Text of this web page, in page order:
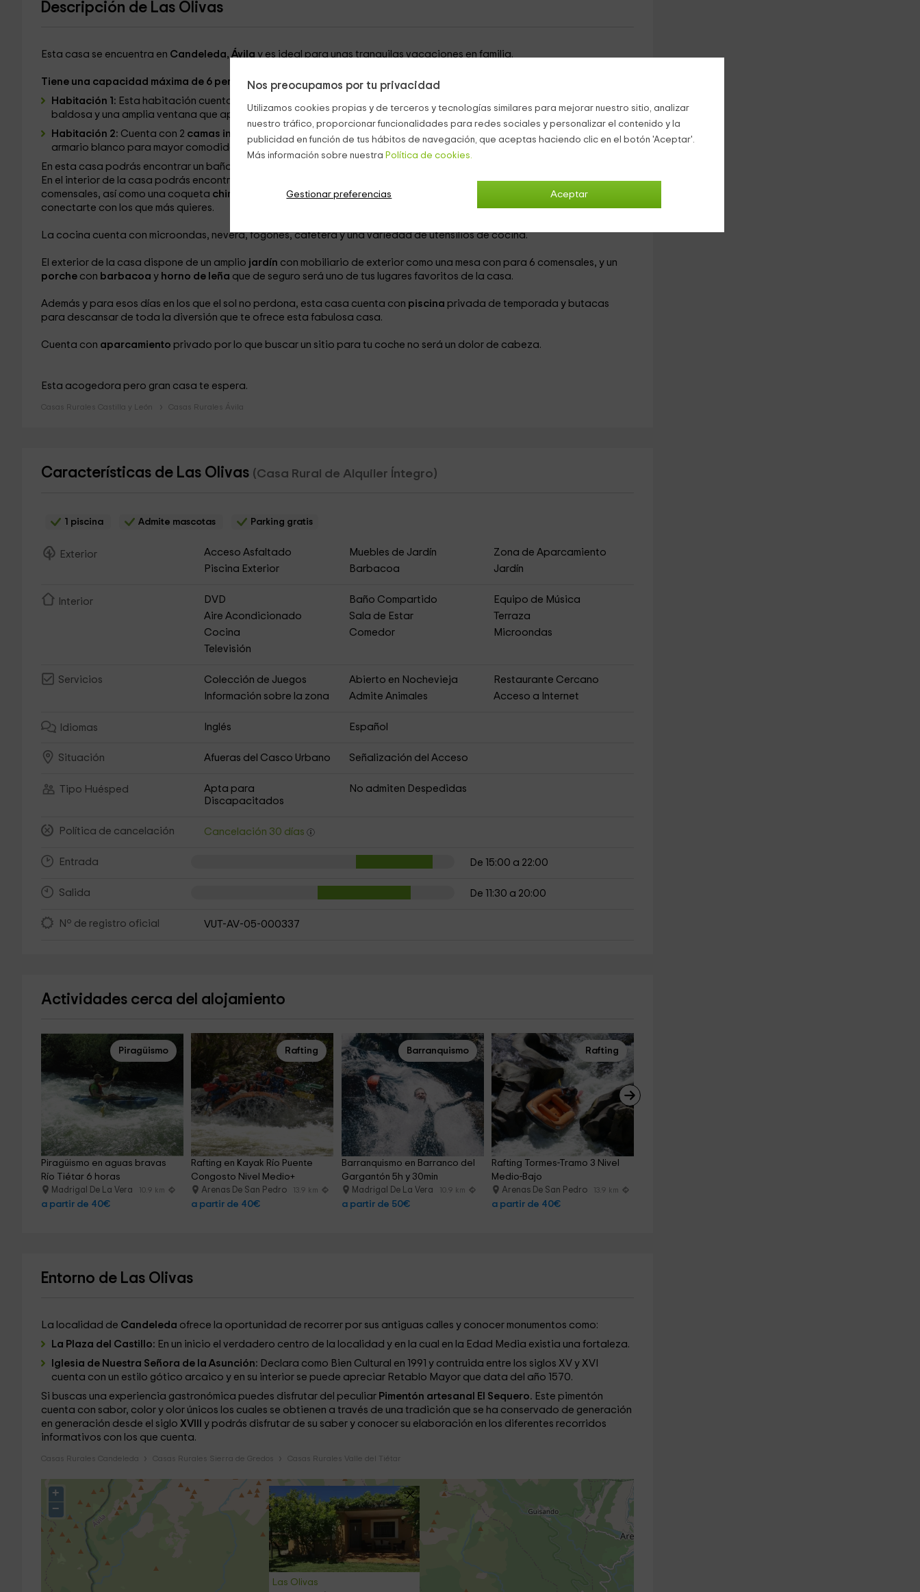
Nos preocupamos por tu privacidad
Utilizamos cookies propias y de terceros y tecnologías similares para mejorar nuestro sitio, analizar
nuestro tráfico, proporcionar funcionalidades para redes sociales y personalizar el contenido y la
publicidad en función de tus hábitos de navegación, que aceptas haciendo clic en el botón 'Aceptar'.
Más información sobre nuestra Política de cookies.
Aceptar
Gestionar preferencias
Descripción de Las Olivas
Esta casa se encuentra en Candeleda, Ávila y es ideal para unas tranquilas vacaciones en familia.
Tiene una capacidad máxima de 6 personaslas cuales podrán alojarse en sus 2 habitaciones.
Habitación 1: Esta habitación cuenta con una
baldosa y una amplia ventana que aporta claridad a toda la habitación.
Habitación 2: Cuenta con 2 camas individuales,
ropa de cama, una mesa de noche central, suelo de baldosa y un amplio
armario blanco para mayor comodidad en tu alojamiento.
En esta casa podrás encontrar un baño equipado con
En el interior de la casa podrás encontrar una acogedora sala de estar con un sofá cama, una mesa de comedor para 4
comensales, así como una coqueta chimenea
para esas tardes en familia en las que buscas desconectar del mundo y
conectarte con los que más quieres.
La cocina cuenta con microondas, nevera, fogones, cafetera y una variedad de utensilios de cocina.
El exterior de la casa dispone de un amplio jardín con mobiliario de exterior como una mesa con para 6 comensales, y un
porche con barbacoa y horno de leña que de seguro será uno de tus lugares favoritos de la casa.
Además y para esos días en los que el sol no perdona, esta casa cuenta con piscina privada de temporada y butacas
para descansar de toda la diversión que te ofrece esta fabulosa casa.
Cuenta con aparcamiento privado por lo que buscar un sitio para tu coche no será un dolor de cabeza.
Esta acogedora pero gran casa te espera.
Casas Rurales Castilla y León Casas Rurales Ávila
Características de Las Olivas (Casa Rural de Alquiler Íntegro)
1 piscina Admite mascotas Parking gratis
Exterior Acceso Asfaltado Muebles de Jardín
Zona de Aparcamiento
Piscina Exterior
Barbacoa Jardín
Interior DVD Baño Compartido
Equipo de Música
Aire Acondicionado
Sala de Estar
Terraza
Cocina
Comedor
Microondas
Televisión
Servicios Colección de Juegos Abierto en Nochevieja
Restaurante Cercano
Información sobre la zona
Admite Animales Acceso a Internet
Idiomas Inglés Español
Situación Afueras del Casco Urbano Señalización del Acceso
Tipo Huésped
Apta para
Discapacitados
No admiten Despedidas
Política de cancelación Cancelación 30 días
Entrada De 15:00 a 22:00
Salida De 11:30 a 20:00
Nº de registro oficial VUT-AV-05-000337
Actividades cerca del alojamiento
Piragüismo
Piragüismo en aguas bravas
Río Tiétar 6 horas
Madrigal De La Vera 10.9 km
a partir de 40€
Rafting
Rafting en Kayak Río Puente
Congosto Nivel Medio+
Arenas De San Pedro 13.9 km
a partir de 40€
Barranquismo
Barranquismo en Barranco del
Gargantón 5h y 30min
Madrigal De La Vera 10.9 km
a partir de 50€
Rafting
Rafting Tormes-Tramo 3 Nivel
Medio-Bajo
Arenas De San Pedro 13.9 km
a partir de 40€
Entorno de Las Olivas
La localidad de Candeleda ofrece la oportunidad de recorrer por sus antiguas calles y conocer monumentos como:
La Plaza del Castillo: En un inicio el verdadero centro de la localidad y en la cual en la Edad Media existia una fortaleza.
Iglesia de Nuestra Señora de la Asunción: Declara como Bien Cultural en 1991 y contruida entre los siglos XV y XVI
cuenta con un estilo gótico arcaico y en su interior se puede apreciar Retablo Mayor que data del año 1570.
Si buscas una experiencia gastronómica puedes disfrutar del peculiarPimentón artesanal El Sequero. Este pimentón
cuenta con sabor, color y olor únicos los cuales se obtienen a través de una tradición que se ha conservado de generación
en generación desde el siglo XVIII y podrás disfrutar de su saber y conocer su elaboración en los diferentes recorridos
informativos con los que cuenta.
Casas Rurales Candeleda Casas Rurales Sierra de Gredos Casas Rurales Valle del Tiétar
Las Olivas
+
−